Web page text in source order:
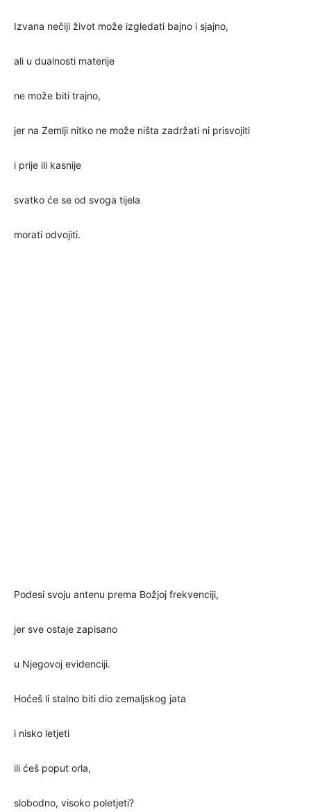
Izvana nečiji život može izgledati bajno i sjajno,
ali u dualnosti materije
ne može biti trajno,
jer na Zemlji nitko ne može ništa zadržati ni prisvojiti
i prije ili kasnije
svatko će se od svoga tijela
morati odvojiti.
Podesi svoju antenu prema Božjoj frekvenciji,
jer sve ostaje zapisano
u Njegovoj evidenciji.
Hoćeš li stalno biti dio zemaljskog jata
i nisko letjeti
ili ćeš poput orla,
slobodno, visoko poletjeti?